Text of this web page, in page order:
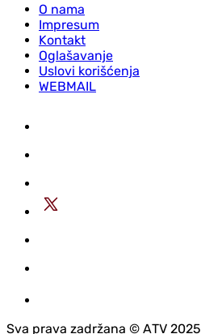
O nama
Impresum
Kontakt
Oglašavanje
Uslovi korišćenja
WEBMAIL
Sva prava zadržana © АTV 2025